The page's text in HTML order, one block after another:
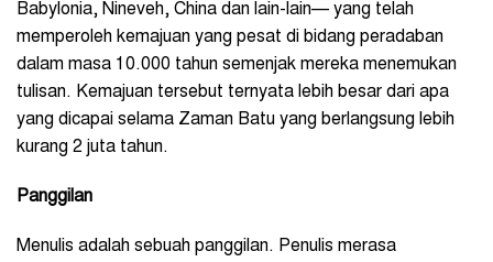
Babylonia, Nineveh, China dan lain-lain— yang telah
memperoleh kemajuan yang pesat di bidang peradaban
dalam masa 10.000 tahun semenjak mereka menemukan
tulisan. Kemajuan tersebut ternyata lebih besar dari apa
yang dicapai selama Zaman Batu yang berlangsung lebih
kurang 2 juta tahun.
Panggilan
Menulis adalah sebuah panggilan. Penulis merasa